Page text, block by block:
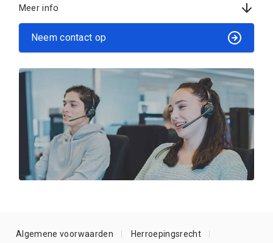
Meer info
Neem contact op
Algemene voorwaarden Herroepingsrecht